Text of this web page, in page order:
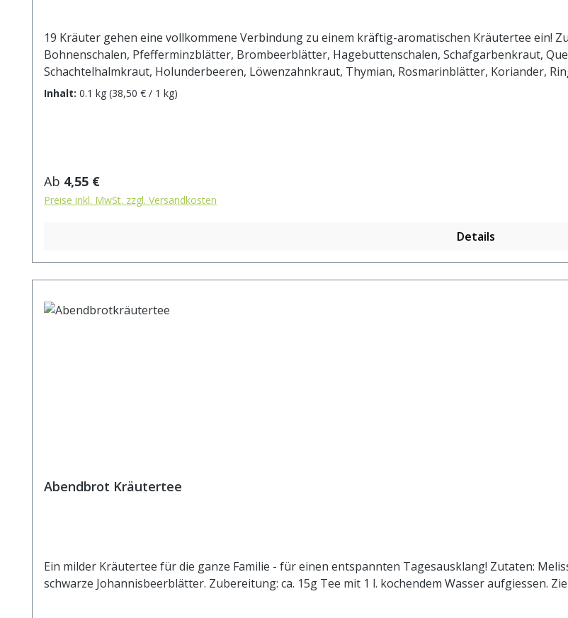
19 Kräuter gehen eine vollkommene Verbindung zu einem kräftig-aromatischen Kräutertee ein!
Bohnenschalen, Pfefferminzblätter, Brombeerblätter, Hagebuttenschalen, Schafgarbenkraut,
Schachtelhalmkraut, Holunderbeeren, Löwenzahnkraut, Thymian, Rosmarinblätter, Koriander,
Wasser aufgiessen. Ziehzeit: max.10 min.
Inhalt: 0.1 kg (38,50 € / 1 kg)
Regulärer Preis:
Ab 4,55 €
Preise inkl. MwSt. zzgl. Versandkosten
Details
Abendbrot Kräutertee
Ein milder Kräutertee für die ganze Familie - für einen entspannten Tagesausklang! Zutaten:
schwarze Johannisbeerblätter. Zubereitung: ca. 15g Tee mit 1 l. kochendem Wasser aufgiessen.